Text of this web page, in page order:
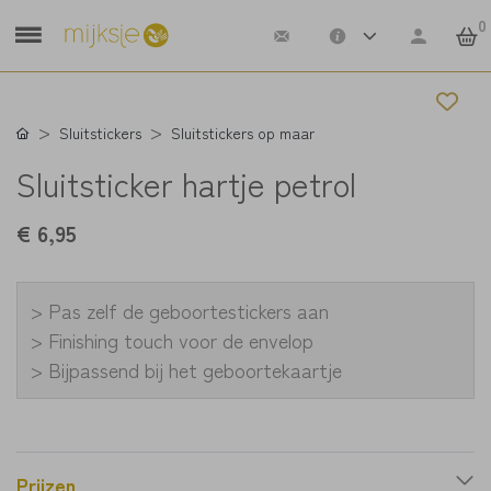
0
Sluitstickers Sluitstickers op maar
Sluitsticker hartje petrol
€ 6,95
> Pas zelf de geboortestickers aan
> Finishing touch voor de envelop
> Bijpassend bij het geboortekaartje
Prijzen